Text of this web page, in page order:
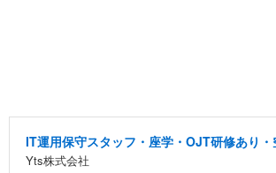
IT運用保守スタッフ・座学・OJT研修あり
Yts株式会社